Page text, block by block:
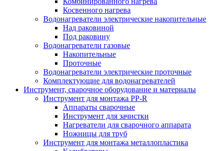
Косвенного нагрева
Водонагреватели электрические накопительные
Над раковиной
Под раковину
Водонагреватели газовые
Накопительные
Проточные
Водонагреватели электрические проточные
Комплектующие для водонагревателей
Инструмент, сварочное оборудование и материалы
Инструмент для монтажа PP-R
Аппараты сварочные
Инструмент для зачистки
Нагреватели для сварочного аппарата
Ножницы для труб
Инструмент для монтажа металлопластика